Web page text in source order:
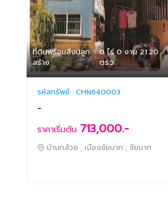
ที่ดินพร้อมสิ่งปลูก
สร้าง
0 ไร่ 0 งาน 21.20
ตร.ว
รหัสทรัพย์ : CHN640003
-
ราคาเริ่มต้น 713,000.-
บ้านกล้วย , เมืองชัยนาท , ชัยนาท